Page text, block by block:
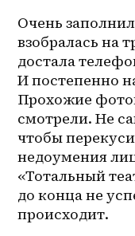
Очень
взобралась на
достала
И постепенно
Прохожие
смотрели. Не
чтобы
недоумения
«Тотальный
до конца не
происходит.